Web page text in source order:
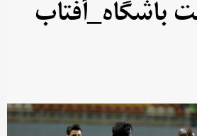
باشگاه_آفتاب